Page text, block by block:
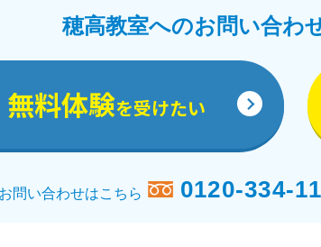
穂高教室へのお問い合わ
無料体験を受けたい
問い合わせはこちら 0120-334-